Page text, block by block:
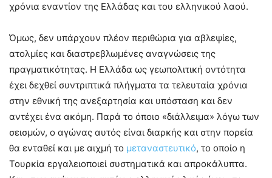
χρόνια εναντίον της Ελλάδας και του ελληνικού λαού.
Όμως, δεν υπάρχουν πλέον περιθώρια για αβλεψίες,
ατολμίες και διαστρεβλωμένες αναγνώσεις της
πραγματικότητας. Η Ελλάδα ως γεωπολιτική οντότητα
έχει δεχθεί συντριπτικά πλήγματα τα τελευταία χρόνια
στην εθνική της ανεξαρτησία και υπόσταση και δεν
αντέχει ένα ακόμη. Παρά το όποιο «διάλλειμα» λόγω των
σεισμών, ο αγώνας αυτός είναι διαρκής και στην πορεία
θα ενταθεί και με αιχμή το μεταναστευτικό, το οποίο η
Τουρκία εργαλειοποιεί συστηματικά και απροκάλυπτα.